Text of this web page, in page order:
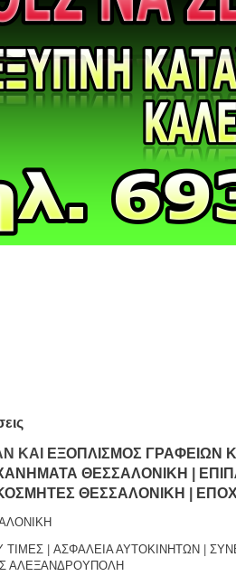
ΚΑΙ
ΕΞΟΠΛΙΣΜΟΣ ΓΡΑΦΕΙΩΝ
ΘΕΣΣΑΛΟΝΙΚΗ
ΘΕΣΣΑΛΟΝΙΚΗ
ΤΙΜΕΣ
ΑΣΦΑΛΕΙΑ ΑΥΤΟΚΙΝΗΤΩΝ
ΑΛΕΞΑΝΔΡΟΥΠΟΛΗ